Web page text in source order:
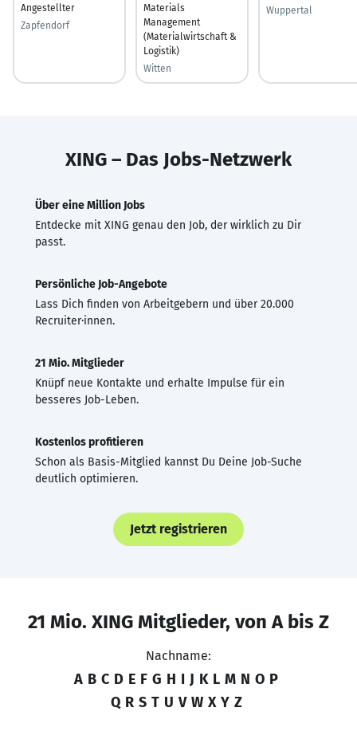
Angestellter
Zapfendorf
Materials
Management
(Materialwirtschaft &
Logistik)
Witten
Wuppertal
XING – Das Jobs-Netzwerk
Über eine Million Jobs
Entdecke mit XING genau den Job, der wirklich zu Dir
passt.
Persönliche Job-Angebote
Lass Dich finden von Arbeitgebern und über 20.000
Recruiter·innen.
21 Mio. Mitglieder
Knüpf neue Kontakte und erhalte Impulse für ein
besseres Job-Leben.
Kostenlos profitieren
Schon als Basis-Mitglied kannst Du Deine Job-Suche
deutlich optimieren.
Jetzt registrieren
21 Mio. XING Mitglieder, von A bis Z
Nachname:
A B C D E F G H I J K L M N O P
Q R S T U V W X Y Z